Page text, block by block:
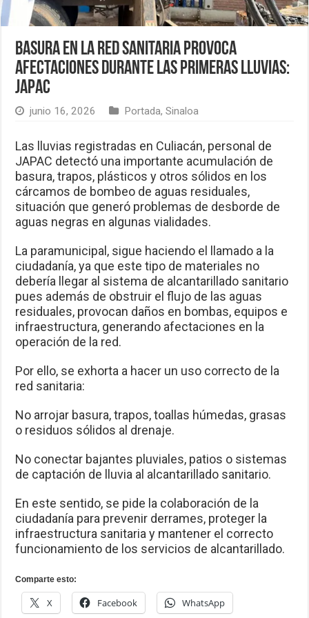
Basura en la red sanitaria provoca
afectaciones durante las primeras lluvias:
JAPAC
junio 16, 2026 Portada,Sinaloa
Las lluvias registradas en Culiacán, personal de
JAPAC detectó una importante acumulación de
basura, trapos, plásticos y otros sólidos en los
cárcamos de bombeo de aguas residuales,
situación que generó problemas de desborde de
aguas negras en algunas vialidades.
La paramunicipal, sigue haciendo el llamado a la
ciudadanía, ya que este tipo de materiales no
debería llegar al sistema de alcantarillado sanitario
pues además de obstruir el flujo de las aguas
residuales, provocan daños en bombas, equipos e
infraestructura, generando afectaciones en la
operación de la red.
Por ello, se exhorta a hacer un uso correcto de la
red sanitaria:
No arrojar basura, trapos, toallas húmedas, grasas
o residuos sólidos al drenaje.
No conectar bajantes pluviales, patios o sistemas
de captación de lluvia al alcantarillado sanitario.
En este sentido, se pide la colaboración de la
ciudadanía para prevenir derrames, proteger la
infraestructura sanitaria y mantener el correcto
funcionamiento de los servicios de alcantarillado.
Comparte esto:
X Facebook WhatsApp